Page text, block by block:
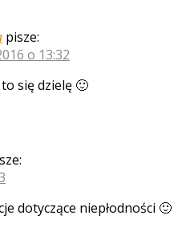
pisze:
o 13:32
się dzielę 🙂
dotyczące niepłodności 🙂